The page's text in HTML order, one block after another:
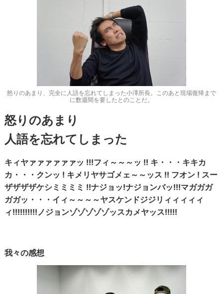
怒りのあまり、完全に人語を忘れてしまった小澤所長。このあと現場復帰まで
に数週間を要したとのことだ。
怒りのあまり
人語を忘れてしまった
キィヤァァァァァァッ !!!フィ～～～ッ !! キ・・・キキカ
カ・・・クンッ ! キメリヤサゴメェ～～ッス !! フオン ! スー
ザザザザケシミミミミ !!ナジョッ!ナジョンバッ!!!マガガガ
ガガッ・・・イィ～～～～ヤスケンドジジリィィィィィ
ィ!!!!!!!!!!ノジョンゾゾゾゾゾッスカメヤッス!!!!!
我々の感想